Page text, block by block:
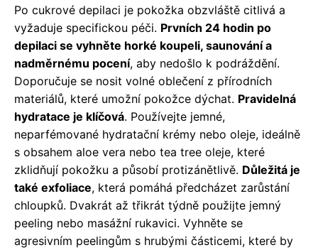
Po cukrové depilaci je pokožka obzvláště citlivá a
vyžaduje specifickou péči. Prvních 24 hodin po
depilaci se vyhněte horké koupeli, saunování a
nadměrnému pocení, aby nedošlo k podráždění.
Doporučuje se nosit volné oblečení z přírodních
materiálů, které umožní pokožce dýchat. Pravidelná
hydratace je klíčová. Používejte jemné,
neparfémované hydratační krémy nebo oleje, ideálně
s obsahem aloe vera nebo tea tree oleje, které
zklidňují pokožku a působí protizánětlivě. Důležitá je
také exfoliace, která pomáhá předcházet zarůstání
chloupků. Dvakrát až třikrát týdně použijte jemný
peeling nebo masážní rukavici. Vyhněte se
agresivním peelingům s hrubými částicemi, které by